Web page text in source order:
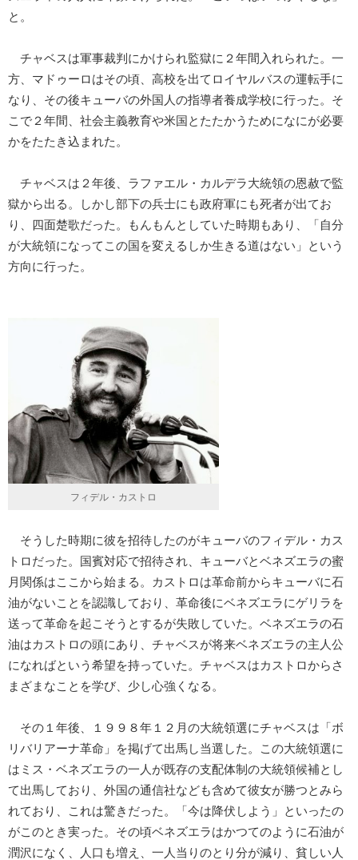
と。
チャベスは軍事裁判にかけられ監獄に２年間入れられた。一
方、マドゥーロはその頃、高校を出てロイヤルバスの運転手に
なり、その後キューバの外国人の指導者養成学校に行った。そ
こで２年間、社会主義教育や米国とたたかうためになにが必要
かをたたき込まれた。
チャベスは２年後、ラファエル・カルデラ大統領の恩赦で監
獄から出る。しかし部下の兵士にも政府軍にも死者が出てお
り、四面楚歌だった。もんもんとしていた時期もあり、「自分
が大統領になってこの国を変えるしか生きる道はない」という
方向に行った。
フィデル・カストロ
そうした時期に彼を招待したのがキューバのフィデル・カス
トロだった。国賓対応で招待され、キューバとベネズエラの蜜
月関係はここから始まる。カストロは革命前からキューバに石
油がないことを認識しており、革命後にベネズエラにゲリラを
送って革命を起こそうとするが失敗していた。ベネズエラの石
油はカストロの頭にあり、チャベスが将来ベネズエラの主人公
になればという希望を持っていた。チャベスはカストロからさ
まざまなことを学び、少し心強くなる。
その１年後、１９９８年１２月の大統領選にチャベスは「ボ
リバリアーナ革命」を掲げて出馬し当選した。この大統領選に
はミス・ベネズエラの一人が既存の支配体制の大統領候補とし
て出馬しており、外国の通信社なども含めて彼女が勝つとみら
れており、これは驚きだった。「今は降伏しよう」といったの
がこのとき実った。その頃ベネズエラはかつてのように石油が
潤沢になく、人口も増え、一人当りのとり分が減り、貧しい人